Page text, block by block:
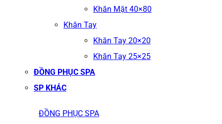
Khăn Mặt 40×80
Khăn Tay
Khăn Tay 20×20
Khăn Tay 25×25
ĐỒNG PHỤC SPA
SP KHÁC
ĐỒNG PHỤC SPA